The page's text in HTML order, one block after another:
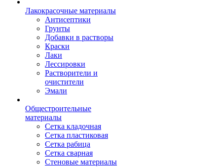
Лакокрасочные материалы
Антисептики
Грунты
Добавки в растворы
Краски
Лаки
Лессировки
Растворители и
очистители
Эмали
Общестроительные
материалы
Сетка кладочная
Сетка пластиковая
Сетка рабица
Сетка сварная
Стеновые материалы